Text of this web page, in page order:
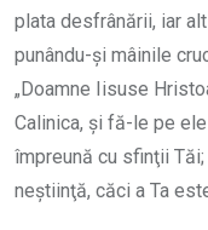
plata desfrânării, iar alt
punându-şi mâinile
„Doamne Iisuse
Calinica, şi fă-le pe
împreună cu sfinţii
neştiinţă, căci a Ta